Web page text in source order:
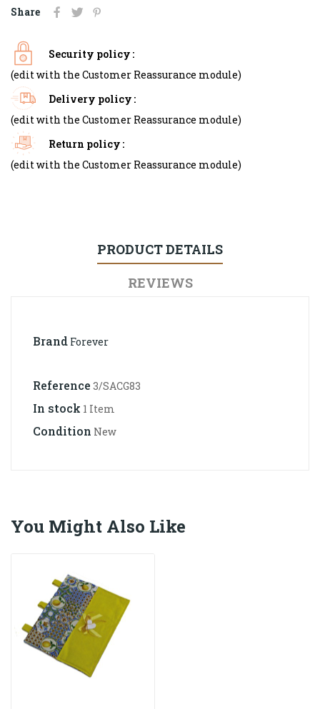
Share
Security policy
(edit with the Customer Reassurance module)
Delivery policy
(edit with the Customer Reassurance module)
Return policy
(edit with the Customer Reassurance module)
PRODUCT DETAILS
REVIEWS
Brand Forever
Reference 3/SACG83
In stock 1 Item
Condition New
You Might Also Like